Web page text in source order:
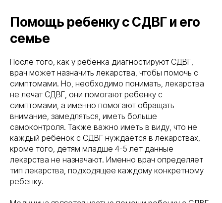
Помощь ребенку с СДВГ и его
семье
После того, как у ребенка диагностируют СДВГ,
врач может назначить лекарства, чтобы помочь с
симптомами. Но, необходимо понимать, лекарства
не лечат СДВГ, они помогают ребенку с
симптомами, а именно помогают обращать
внимание, замедляться, иметь больше
самоконтроля. Также важно иметь в виду, что не
каждый ребенок с СДВГ нуждается в лекарствах,
кроме того, детям младше 4-5 лет данные
лекарства не назначают. Именно врач определяет
тип лекарства, подходящее каждому конкретному
ребенку.